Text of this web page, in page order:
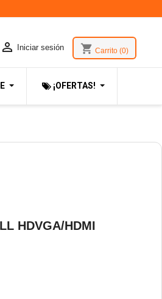
 Iniciar sesión shopping_cart Carrito (0)
¡OFERTAS!
HDVGA/HDMI